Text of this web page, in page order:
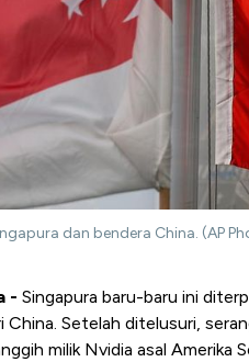
dan bendera China. (AP
- Singapura baru-baru ini
China. Setelah ditelusuri,
milik Nvidia asal Amerika